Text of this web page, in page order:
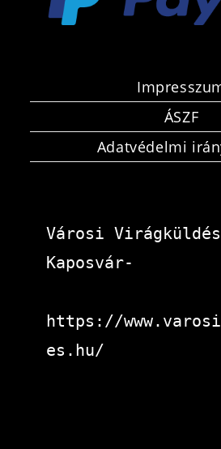
ÁSZF
Adatvédelmi
Városi Virágküldés
Kaposvár-
https://
es.hu/